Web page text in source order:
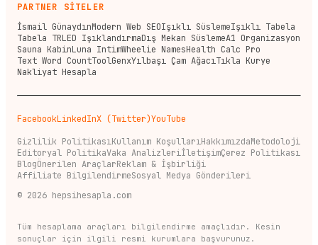
PARTNER SİTELER
İsmail GünaydınModern Web SEOIşıklı SüslemeIşıklı Tabela
Tabela TRLED IşıklandırmaDış Mekan SüslemeA1 Organizasyon
Sauna KabinLuna IntimWheelie NamesHealth Calc Pro
Text Word CountToolGenxYılbaşı Çam AğacıTıkla Kurye
Nakliyat Hesapla
FacebookLinkedInX (Twitter)YouTube
Gizlilik PolitikasıKullanım KoşullarıHakkımızdaMetodoloji
Editoryal PolitikaVaka AnalizleriİletişimÇerez Politikası
BlogÖnerilen AraçlarReklam & İşbirliği
Affiliate BilgilendirmeSosyal Medya Gönderileri
© 2026 hepsihesapla.com
Tüm hesaplama araçları bilgilendirme amaçlıdır. Kesin
sonuçlar için ilgili resmi kurumlara başvurunuz.